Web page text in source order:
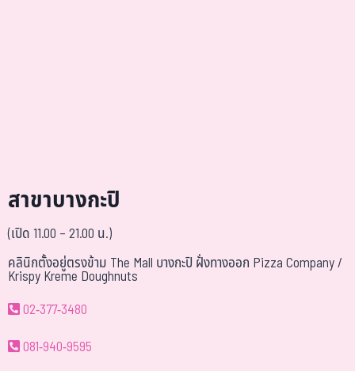
สาขาบางกะปิ
(เปิด 11.00 – 21.00 น.)
คลินิกตั้งอยู่ตรงข้าม The Mall บางกะปิ ฝั่งทางออก Pizza Company /
Krispy Kreme Doughnuts
02-377-3480
081-940-9595